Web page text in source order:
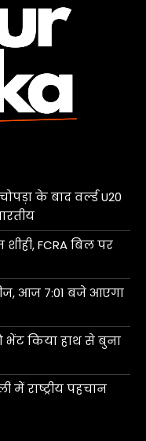
के बाद वर्ल्ड U20
FCRA बिल पर
आज 7:01 बजे आएगा
भेंट किया हाथ से बुना
राष्ट्रीय पहचान